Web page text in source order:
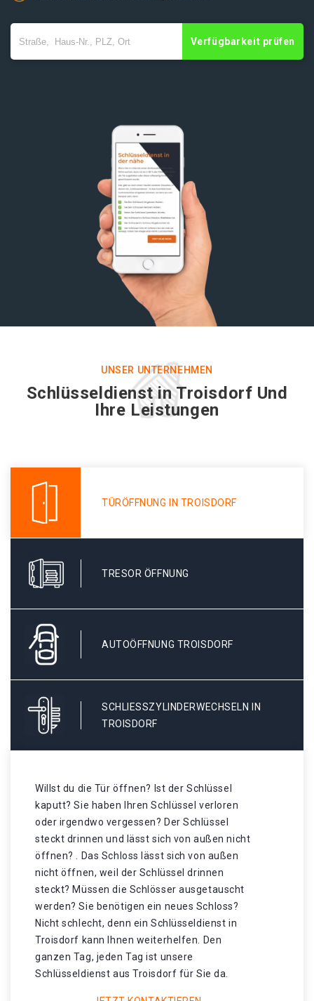
Verfügbarkeit prüfen
UNSER UNTERNEHMEN
Schlüsseldienst in Troisdorf Und
Ihre Leistungen
TÜRÖFFNUNG IN TROISDORF
TRESOR ÖFFNUNG
AUTOÖFFNUNG TROISDORF
SCHLIESSZYLINDERWECHSELN IN T
ROISDORF
Willst du die Tür öffnen? Ist der Schlüssel
kaputt? Sie haben Ihren Schlüssel verloren
oder irgendwo vergessen? Der Schlüssel
steckt drinnen und lässt sich von außen nicht
öffnen? . Das Schloss lässt sich von außen
nicht öffnen, weil der Schlüssel drinnen
steckt? Müssen die Schlösser ausgetauscht
werden? Sie benötigen ein neues Schloss?
Nicht schlecht, denn ein Schlüsseldienst in
Troisdorf kann Ihnen weiterhelfen. Den
ganzen Tag, jeden Tag ist unsere
Schlüsseldienst aus Troisdorf für Sie da.